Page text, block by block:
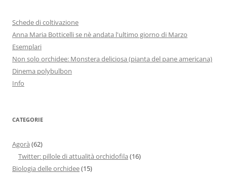
Schede di coltivazione
Anna Maria Botticelli se nè andata l'ultimo giorno di Marzo
Esemplari
Non solo orchidee: Monstera deliciosa (pianta del pane americana)
Dinema polybulbon
Info
CATEGORIE
Agorà (62)
Twitter: pillole di attualità orchidofila (16)
Biologia delle orchidee(15)